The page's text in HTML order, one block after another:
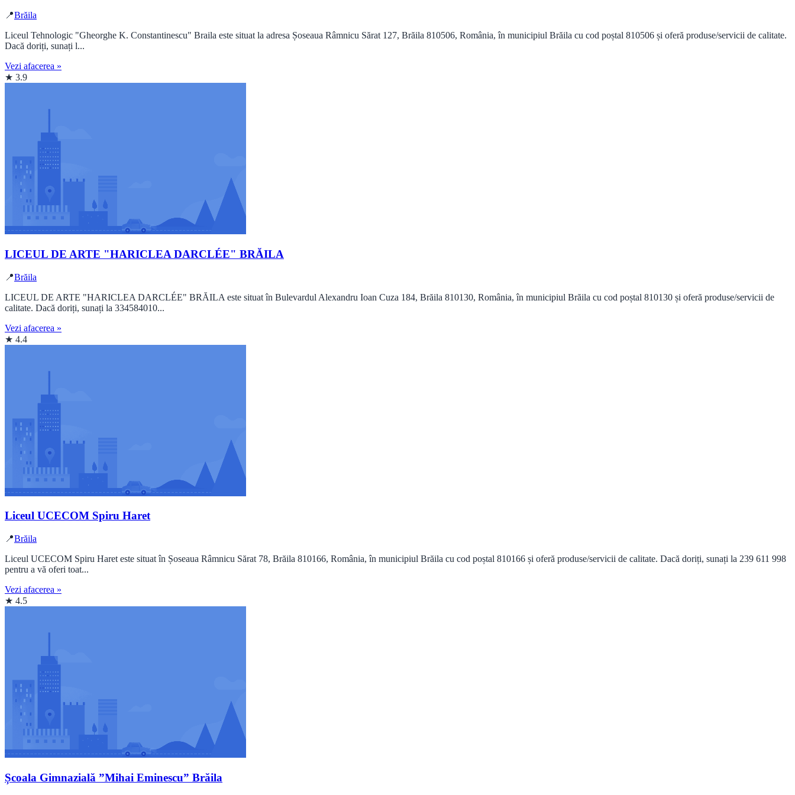
📍Brăila
Liceul Tehnologic "Gheorghe K. Constantinescu" Braila este situat la adresa Șoseaua Râmnicu Sărat 127, Brăila 810506, România, în municipiul Brăila cu cod poștal 810506 și oferă produse/servicii de calitate.
Dacă doriți, sunați l...
Vezi afacerea »
★ 3.9
LICEUL DE ARTE "HARICLEA DARCLÉE" BRĂILA
📍Brăila
LICEUL DE ARTE "HARICLEA DARCLÉE" BRĂILA este situat în Bulevardul Alexandru Ioan Cuza 184, Brăila 810130, România, în municipiul Brăila cu cod poștal 810130 și oferă produse/servicii de
calitate. Dacă doriți, sunați la 334584010...
Vezi afacerea »
★ 4.4
Liceul UCECOM Spiru Haret
📍Brăila
Liceul UCECOM Spiru Haret este situat în Șoseaua Râmnicu Sărat 78, Brăila 810166, România, în municipiul Brăila cu cod poștal 810166 și oferă produse/servicii de calitate. Dacă doriți, sunați la 239 611 998
pentru a vă oferi toat...
Vezi afacerea »
★ 4.5
Școala Gimnazială ”Mihai Eminescu” Brăila